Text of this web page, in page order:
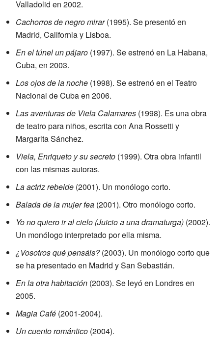
Valladolid en 2002.
Cachorros de negro mirar(1995). Se presentó en
Madrid, California y Lisboa.
En el túnel un pájaro (1997). Se estrenó en La Habana,
Cuba, en 2003.
Los ojos de la noche (1998). Se estrenó en el Teatro
Nacional de Cuba en 2006.
Las aventuras de Viela Calamares (1998). Es una obra
de teatro para niños, escrita con Ana Rossetti y
Margarita Sánchez.
Viela, Enriqueto y su secreto (1999). Otra obra infantil
con las mismas autoras.
La actriz rebelde (2001). Un monólogo corto.
Balada de la mujer fea (2001). Otro monólogo corto.
Yo no quiero ir al cielo (Juicio a una dramaturga) (2002).
Un monólogo interpretado por ella misma.
¿Vosotros qué pensáis?(2003). Un monólogo corto que
se ha presentado en Madrid y San Sebastián.
En la otra habitación (2003). Se leyó en Londres en
2005.
Magia Café (2001-2004).
Un cuento romántico (2004).